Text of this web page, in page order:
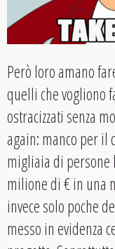
Però loro amano
quelli che vogliono
ostracizzati senza
again: manco per il
migliaia di persone
milione di € in una
invece solo poche
messo in evidenza